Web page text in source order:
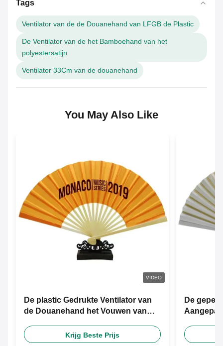
Tags
Ventilator van de de Douanehand van LFGB de Plastic
De Ventilator van de het Bamboehand van het
polyestersatijn
Ventilator 33Cm van de douanehand
You May Also Like
VIDEO
De plastic Gedrukte Ventilator van
de Douanehand het Vouwen van
Krijg Beste Prijs
De